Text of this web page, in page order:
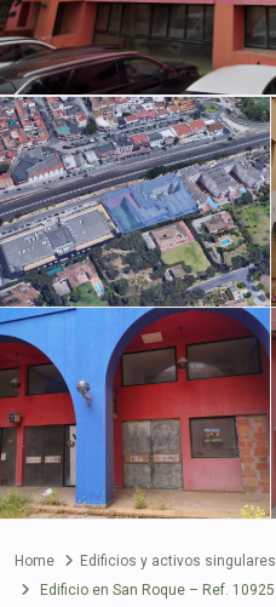
Home Edificios y activos singulares
Edificio en San Roque – Ref. 10925